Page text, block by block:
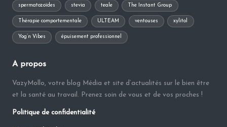
spermatozoïdes stevia teale The Instant Group
Thérapie comportementale ULTEAM ventouses xylitol
Yog’n Vibes épuisement professionnel
A propos
VazyMollo, votre blog Média et site d’actualités sur le bien être
et la santé au travail. Prenez soin de vous et de vos proches !
Politique de confidentialité